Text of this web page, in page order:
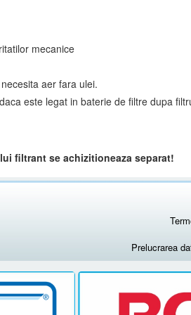
mecanice
aer fara ulei.
este legat in baterie de filtre dupa
filtrant se achizitioneaza separat!
Prelucrarea